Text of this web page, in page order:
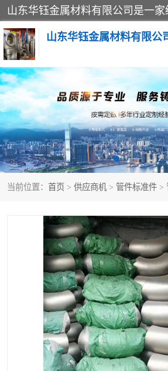
山东华钰金属材料有限公
当前位置： 首页 > 供应商机 > 管件标准件 >
不锈钢管 激光
管件标准件 不锈
不锈钢人孔 不锈
不锈钢角钢 不锈
不锈钢板 不锈
不锈钢封头 不锈
不锈钢阀门 不锈
不锈钢扁钢